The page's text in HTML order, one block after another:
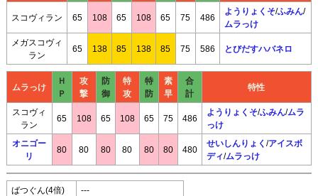
スコヴィラン 65 108 65 108 65 75 486
ようりょくそ/ふみん/
ムラっけ
メガスコヴィ
ラン
65 138 85 138 85 75 586 とびだすハバネロ
ムラっけ
Ｈ
Ｐ
攻
撃
防
御
特
攻
特
防
素
早
合
計
特性
スコヴィ
ラン
65 108 65 108 65 75 486
ようりょくそ/ふみん/ムラ
っけ
オニゴー
リ
80 80 80 80 80 80 480
せいしんりょく /アイスボ
ディ/ムラっけ
ばつぐん(4倍) ---